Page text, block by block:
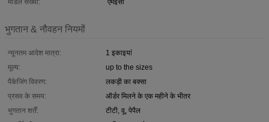
मॉडल संख्या:
एमईसी
भुगतान & नौवहन नियमों
न्यूनतम आदेश मात्रा:
1 इकाइयां
मूल्य:
up to the sizes
पैकेजिंग विवरण:
लकड़ी का बक्सा
प्रसव के समय:
ऑर्डर मिलने के एक महीने के भीतर
भुगतान शर्तें:
टीटी, वू, पेपैल